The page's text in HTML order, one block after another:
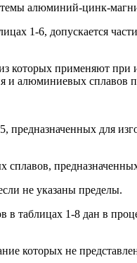
алюминий-цинк-
1-6, допускается
применяют при
и алюминиевых сплавов
для
не указаны пределы.
1-8 дан в
которых не